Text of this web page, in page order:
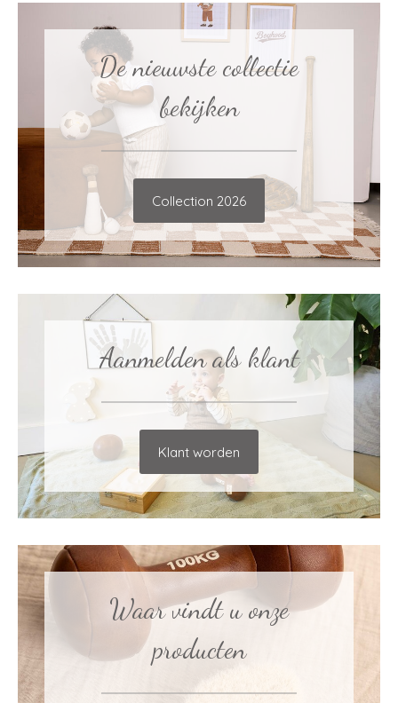
De nieuwste collectie
bekijken
Collection 2026
Aanmelden als klant
Klant worden
Waar vindt u onze
producten